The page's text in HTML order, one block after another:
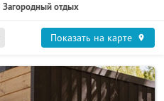
Загородный отдых
Показать на карте